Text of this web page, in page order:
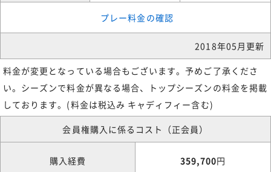
プレー料金の確認
2018年05月更新
料金が変更となっている場合もございます。予めご了承くださ
い。シーズンで料金が異なる場合、トップシーズンの料金を掲載
しております。(料金は税込み キャディフィー含む)
会員権購入に係るコスト（正会員）
購入経費 359,700円